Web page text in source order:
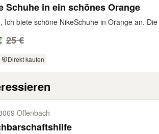
Schuhe in ein schönes Orange
Ich biete schöne NikeSchuhe in Orange an.
25 €
Direkt kaufen
Offenbach